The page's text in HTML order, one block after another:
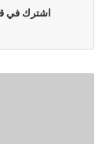
اشترك في